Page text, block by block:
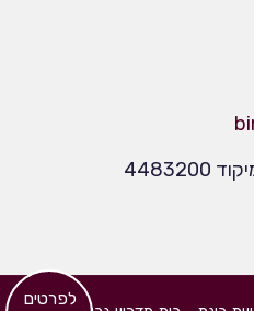
​לפרטים